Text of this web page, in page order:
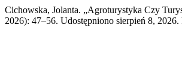
Cichowska, Jolanta. „Agroturystyka Czy
2026): 47–56. Udostępniono sierpień 8,